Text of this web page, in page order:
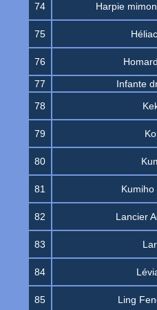
74 Harpie
75
76
77
Infante
78
79
80
81 Kumiho
82 Lancier
83
84
85 Ling